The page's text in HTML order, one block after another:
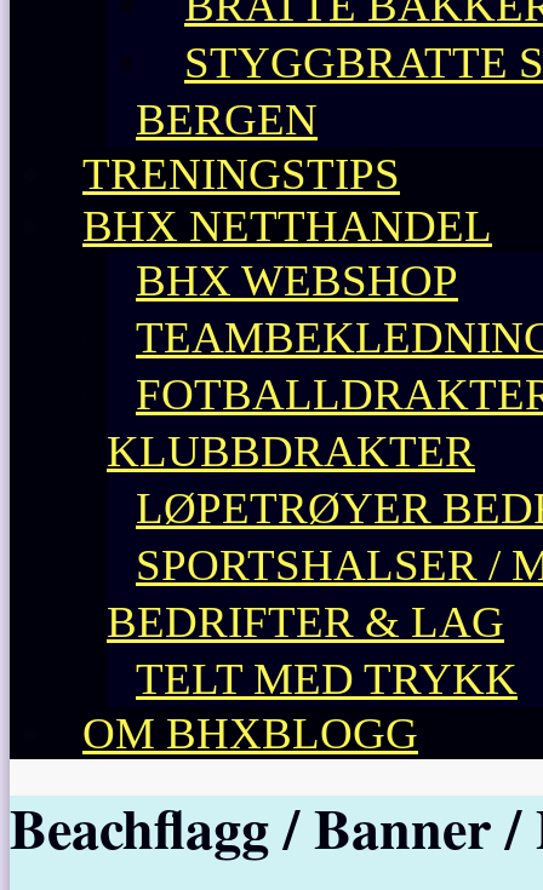
STYGGBRATTE
BERGEN
TRENINGSTIPS
BHX NETTHANDEL
BHX WEBSHOP
KLUBBDRAKTER
LØPETRØYER
SPORTSHALSER /
BEDRIFTER & LAG
TELT MED TRYKK
OM BHXBLOGG
Beachflagg / Banner